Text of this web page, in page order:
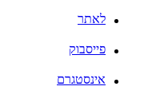
לאתר
פייסבוק
אינסטגרם